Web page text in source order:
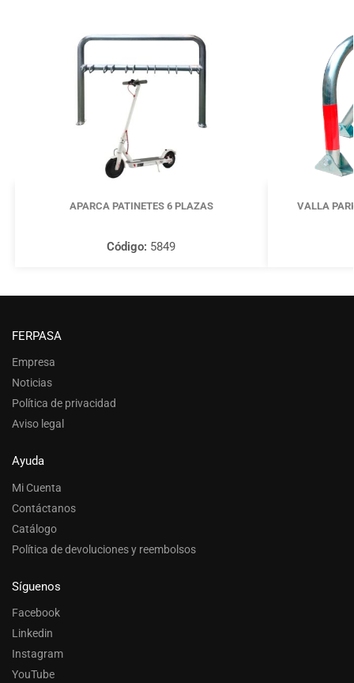
APARCA PATINETES 6 PLAZAS
Código: 5849
VALLA
FERPASA
Empresa
Noticias
Política de privacidad
Aviso legal
Ayuda
Mi Cuenta
Contáctanos
Catálogo
Política de devoluciones y reembolsos
Síguenos
Facebook
Linkedin
Instagram
YouTube